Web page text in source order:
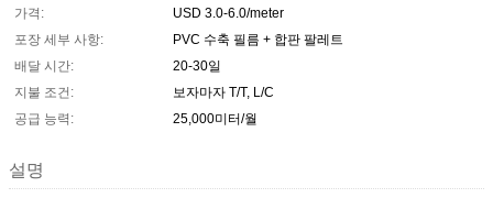
가격:
USD 3.0-6.0/meter
포장 세부 사항:
PVC 수축 필름 + 합판 팔레트
배달 시간:
20-30일
지불 조건:
보자마자 T/T, L/C
공급 능력:
25,000미터/월
설명